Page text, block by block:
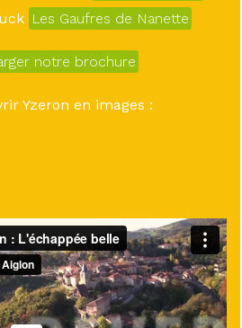
Les Gaufres de Nanette
notre brochure
Yzeron en images :